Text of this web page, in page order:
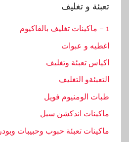
تعبئة و تغليف
1 – ماكينات تغليف بالفاكيوم
اغطيه و عبوات
اكياس تعبئة وتغليف
التعبئةو التغليف
طبات الومنيوم فويل
ماكينات اندكشن سيل
ماكينات تعبئة حبوب وحبيبات وبودر